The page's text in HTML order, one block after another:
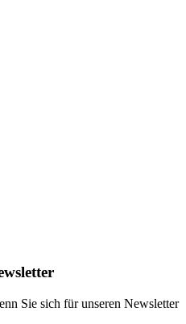
Sie sich für unseren Newsletter